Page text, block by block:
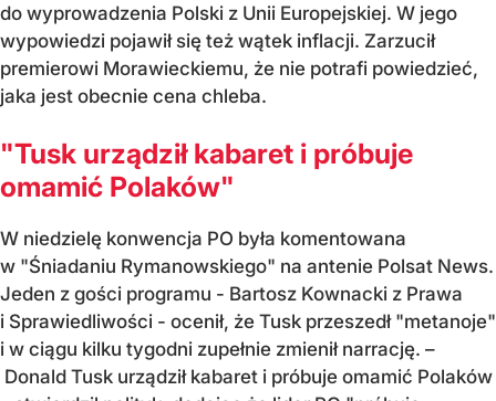
do wyprowadzenia Polski z Unii Europejskiej. W jego
wypowiedzi pojawił się też wątek inflacji. Zarzucił
premierowi Morawieckiemu, że nie potrafi powiedzieć,
jaka jest obecnie cena chleba.
"Tusk urządził kabaret i próbuje
omamić Polaków"
W niedzielę konwencja PO była komentowana
w "Śniadaniu Rymanowskiego" na antenie Polsat News.
Jeden z gości programu - Bartosz Kownacki z Prawa
i Sprawiedliwości - ocenił, że Tusk przeszedł "metanoje"
i w ciągu kilku tygodni zupełnie zmienił narrację. –
Donald Tusk urządził kabaret i próbuje omamić Polaków